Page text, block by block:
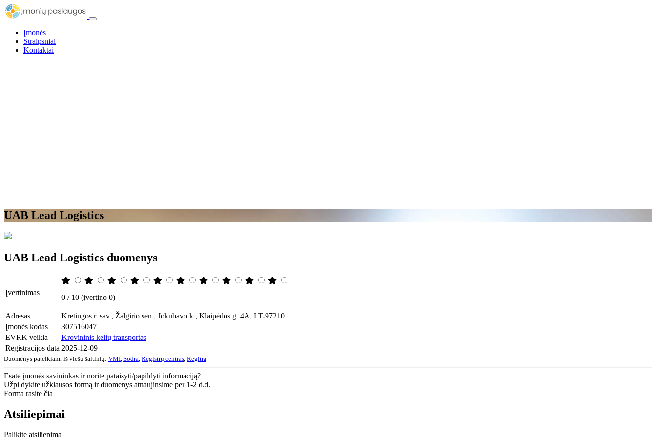
Įmonės
Straipsniai
Kontaktai
UAB Lead Logistics
UAB Lead Logistics duomenys
Įvertinimas
0 / 10 (įvertino 0)
Adresas
Kretingos r. sav., Žalgirio sen., Jokūbavo k., Klaipėdos g. 4A, LT-97210
Įmonės kodas
307516047
EVRK veikla
Krovininis kelių transportas
Registracijos data 2025-12-09
Duomenys pateikiami iš viešų šaltinių: VMI Sodra Registrų centras Regitra
Esate įmonės savininkas ir norite pataisyti/papildyti informaciją?
Užpildykite užklausos formą ir duomenys atnaujinsime per 1-2 d.d.
Forma rasite čia
Atsiliepimai
Palikite atsiliepimą